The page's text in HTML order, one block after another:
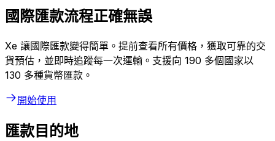
國際匯款流程正確無誤
Xe 讓國際匯款變得簡單。提前查看所有價格，獲取可靠的交
貨預估，並即時追蹤每一次運輸。支援向 190 多個國家以
130 多種貨幣匯款。
開始使用
匯款目的地